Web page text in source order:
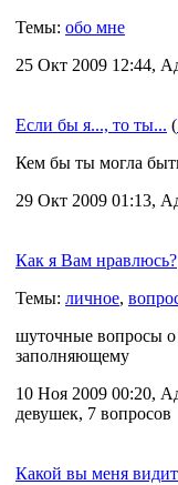
Темы: обо мне
25 Окт 2009 12:44,
Если бы я..., то ты... (
Кем бы ты могла
29 Окт 2009 01:13,
Как я Вам нравлюсь?
Темы: личное,
шуточные вопросы о
заполняющему
10 Ноя 2009 00:20,
девушек, 7 вопросов
Какой вы меня